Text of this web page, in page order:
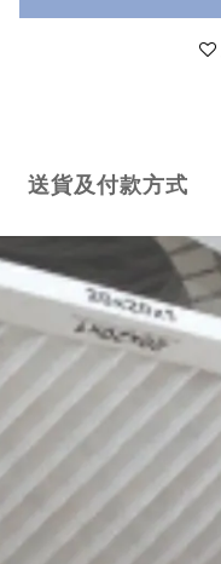
送貨及付款方式